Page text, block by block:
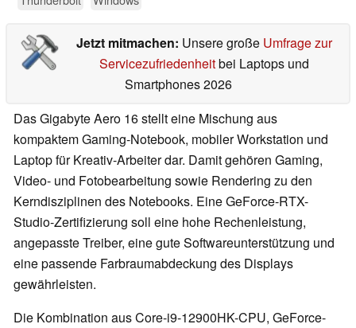
Jetzt mitmachen: Unsere große Umfrage zur
Servicezufriedenheitbei Laptops und
Smartphones 2026
Das Gigabyte Aero 16 stellt eine Mischung aus
kompaktem Gaming-Notebook, mobiler Workstation und
Laptop für Kreativ-Arbeiter dar. Damit gehören Gaming,
Video- und Fotobearbeitung sowie Rendering zu den
Kerndisziplinen des Notebooks. Eine GeForce-RTX-
Studio-Zertifizierung soll eine hohe Rechenleistung,
angepasste Treiber, eine gute Softwareunterstützung und
eine passende Farbraumabdeckung des Displays
gewährleisten.
Die Kombination aus Core-i9-12900HK-CPU, GeForce-